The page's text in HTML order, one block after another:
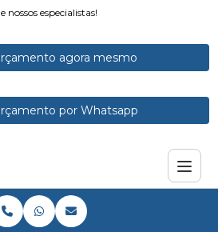
especialistas!
agora mesmo
por Whatsapp